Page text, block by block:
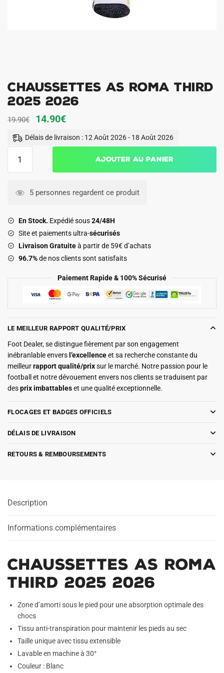
Chaussettes AS Roma Third
2025 2026
19.90€
Le
prix
initial
19.90€.
14.90€Le
prix
actuel
14.90€.
Délais de livraison : 12 Août 2026 - 18 Août 2026
2025
2026
Ajouter au panier
5 personnes regardent ce produit
En Stock. Expédié sous24/48H
Site et paiements ultra-sécurisés
Livraison Gratuiteà partir de 59€ d’achats
96.7%de nos clients sont satisfaits
Paiement Rapide & 100% Sécurisé
LE MEILLEUR RAPPORT QUALITÉ/PRIX
Foot Dealer, se distingue fièrement par son engagement
inébranlable envers l’excellenceet sa recherche constante du
meilleurrapport qualité/prixsur le marché. Notre passion pour le
football et notre dévouement envers nos clients se traduisent par
desprix imbattableset une qualité exceptionnelle.
FLOCAGES ET BADGES OFFICIELS
DÉLAIS DE LIVRAISON
RETOURS & REMBOURSEMENTS
Description
Informations complémentaires
Chaussettes AS Roma
Third 2025 2026
Zone d’amorti sous le pied pour une absorption optimale des
chocs
Tissu anti-transpiration pour maintenir les pieds au sec
Taille unique avec tissu extensible
Lavable en machine à 30°
Couleur : Blanc